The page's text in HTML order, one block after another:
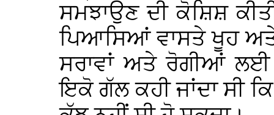
ਸਮਝਾਉਣ ਦੀ ਕੋਸ਼ਿਸ਼
ਪਿਆਸਿਆਂ ਵਾਸਤੇ ਖੂਹ ਅਤੇ
ਸਰਾਵਾਂ ਅਤੇ ਰੋਗੀਆਂ ਲਈ
ਇਕੋ ਗੱਲ ਕਹੀ ਜਾਂਦਾ ਸੀ